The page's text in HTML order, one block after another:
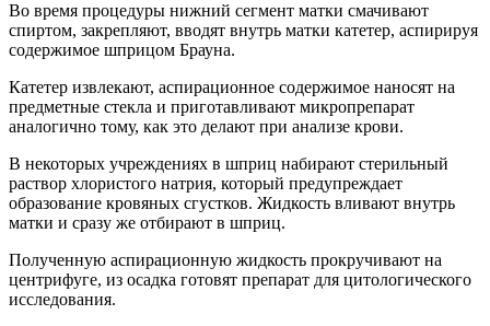
Во время процедуры нижний сегмент матки смачивают
спиртом, закрепляют, вводят внутрь матки катетер, аспирируя
содержимое шприцом Брауна.
Катетер извлекают, аспирационное содержимое наносят на
предметные стекла и приготавливают микропрепарат
аналогично тому, как это делают при анализе крови.
В некоторых учреждениях в шприц набирают стерильный
раствор хлористого натрия, который предупреждает
образование кровяных сгустков. Жидкость вливают внутрь
матки и сразу же отбирают в шприц.
Полученную аспирационную жидкость прокручивают на
центрифуге, из осадка готовят препарат для цитологического
исследования.